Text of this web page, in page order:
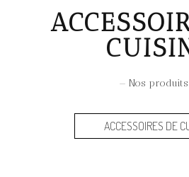
— Nos
ACCESSOIRES DE